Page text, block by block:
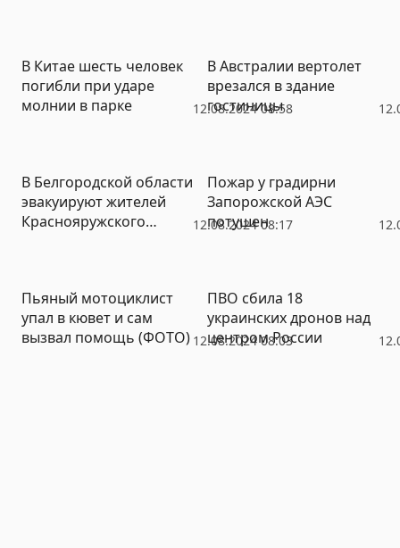
12.08.2024 08:58
В Китае шесть человек
погибли при ударе
молнии в парке
В Австралии вертолет
врезался в здание
гостиницы
12.08.2024 08:17
В Белгородской области
эвакуируют жителей
Краснояружского
Пожар у градирни
Запорожской АЭС
потушен
12.08.2024 08:03
Пьяный мотоциклист
упал в кювет и сам
вызвал помощь (ФОТО)
ПВО сбила 18
украинских дронов над
центром России